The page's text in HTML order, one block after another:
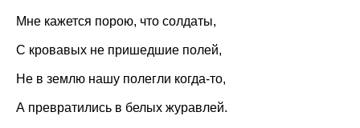
Мне кажется порою, что солдаты,
С кровавых не пришедшие полей,
Не в землю нашу полегли когда-то,
А превратились в белых журавлей.